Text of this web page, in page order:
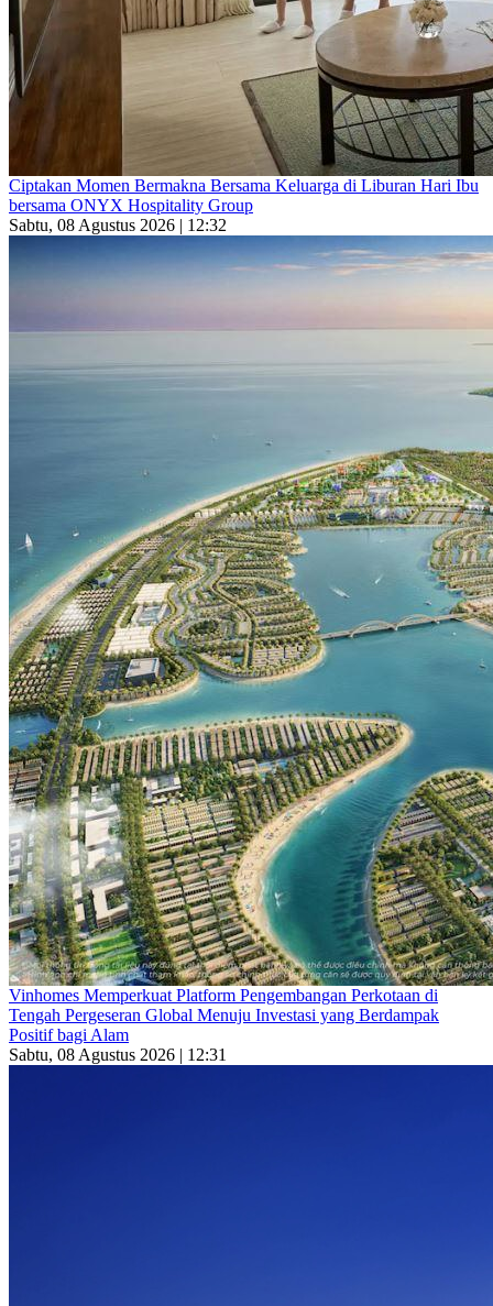
Ciptakan Momen Bermakna Bersama Keluarga di Liburan Hari Ibu
bersama ONYX Hospitality Group
Sabtu, 08 Agustus 2026 | 12:32
Vinhomes Memperkuat Platform Pengembangan Perkotaan di
Tengah Pergeseran Global Menuju Investasi yang Berdampak
Positif bagi Alam
Sabtu, 08 Agustus 2026 | 12:31